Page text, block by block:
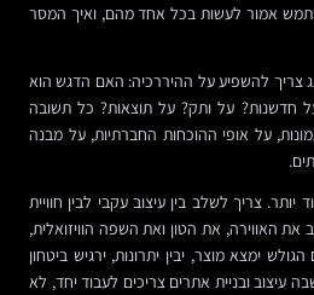
אמור לעשות בכל אחד מהם, ואיך המסר
להשפיע על ההיררכיה: האם הדגש הוא
חדשנות? על ותק? על תוצאות? כל תשובה
על אופי ההוכחות החברתיות, על מבנה
צריך לשלב בין עיצוב עקבי לבין חוויית
האווירה, את הטון ואת השפה הוויזואלית,
ימצא מוצר, יבין יתרונות, ירגיש ביטחון
עיצוב ובניית אתרים צריכים לעבוד יחד, לא